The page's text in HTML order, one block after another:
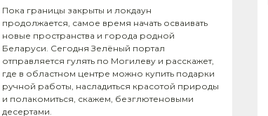
Пока границы закрыты и локдаун
продолжается, самое время начать осваивать
новые пространства и города родной
Беларуси. Сегодня Зелёный портал
отправляется гулять по Могилеву и расскажет,
где в областном центре можно купить подарки
ручной работы, насладиться красотой природы
и полакомиться, скажем, безглютеновыми
десертами.